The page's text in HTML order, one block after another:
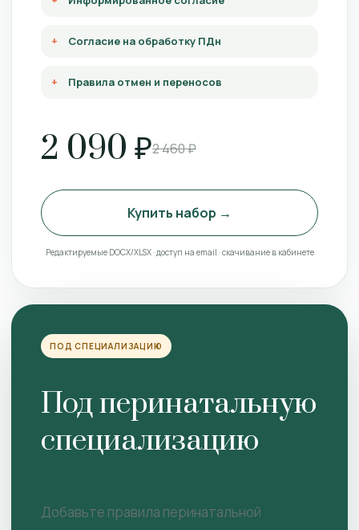
Согласие на обработку ПДн
Правила отмен и переносов
2 090 ₽2 460 ₽
Купить набор →
Редактируемые DOCX/XLSX · доступ на email · скачивание в кабинете
ПОД СПЕЦИАЛИЗАЦИЮ
Под перинатальную
специализацию
Добавьте правила перинатальной